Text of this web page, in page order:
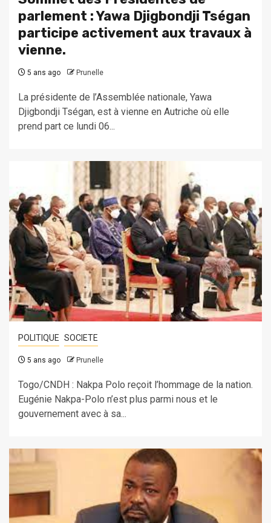
parlement : Yawa Djigbondji Tségan
participe activement aux travaux à
vienne.
5 ans ago Prunelle
La présidente de l’Assemblée nationale, Yawa
Djigbondji Tségan, est à vienne en Autriche où elle
prend part ce lundi 06...
POLITIQUE SOCIETE
5 ans ago Prunelle
Togo/CNDH : Nakpa Polo reçoit l’hommage de la nation.
Eugénie Nakpa-Polo n’est plus parmi nous et le
gouvernement avec à sa...